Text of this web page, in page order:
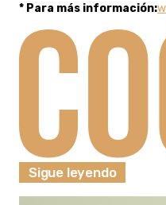
* Para más información:
Sigue leyendo